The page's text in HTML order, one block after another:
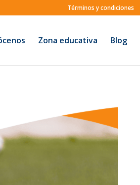
Términos y condiciones
Zona educativa Blog